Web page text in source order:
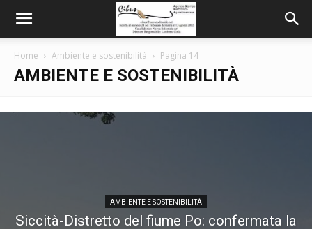
Home Ambiente e sostenibilità Pagina 14
AMBIENTE E SOSTENIBILITÀ
AMBIENTE E SOSTENIBILITÀ
Siccità-Distretto del fiume Po: confermata la